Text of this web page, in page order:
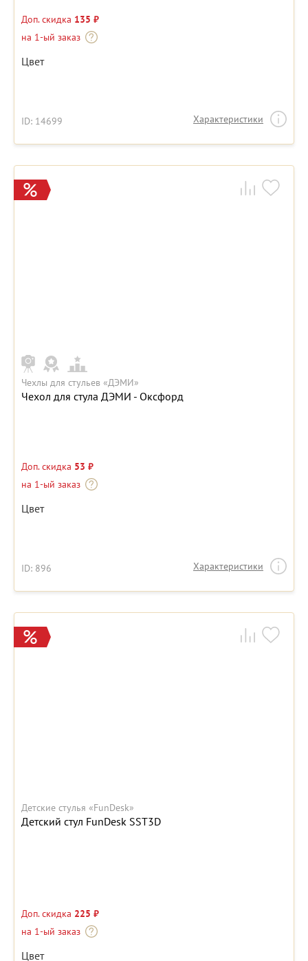
Доп. скидка 135 ₽
на 1-ый заказ
Цвет
ID: 14699 Характеристики
Чехлы для стульев «ДЭМИ»
Чехол для стула ДЭМИ - Оксфорд
Доп. скидка 53 ₽
на 1-ый заказ
Цвет
ID: 896 Характеристики
Детские стулья «FunDesk»
Детский стул FunDesk SST3D
Доп. скидка 225 ₽
на 1-ый заказ
Цвет